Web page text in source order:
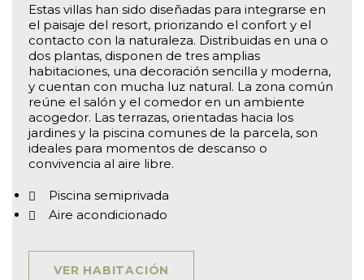
Estas villas han sido diseñadas para integrarse en
el paisaje del resort, priorizando el confort y el
contacto con la naturaleza. Distribuidas en una o
dos plantas, disponen de tres amplias
habitaciones, una decoración sencilla y moderna,
y cuentan con mucha luz natural. La zona común
reúne el salón y el comedor en un ambiente
acogedor. Las terrazas, orientadas hacia los
jardines y la piscina comunes de la parcela, son
ideales para momentos de descanso o
convivencia al aire libre.
Piscina semiprivada
Aire acondicionado
VER HABITACIÓN